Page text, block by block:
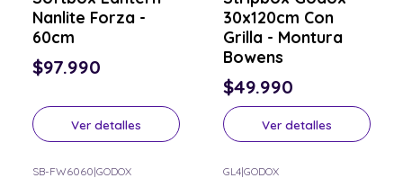
Nanlite Forza -
60cm
$97.990
Ver detalles
30x120cm Con
Grilla - Montura
Bowens
$49.990
Ver detalles
SB-FW6060|GODOX GL4|GODOX